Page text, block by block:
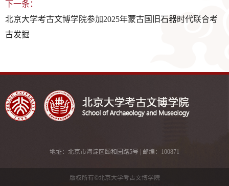
下一条：
北京大学考古文博学院参加2025年蒙古国旧石器时代联合考
古发掘
地址：北京市海淀区颐和园路5号 | 邮编：100871
版权所有©北京大学考古文博学院